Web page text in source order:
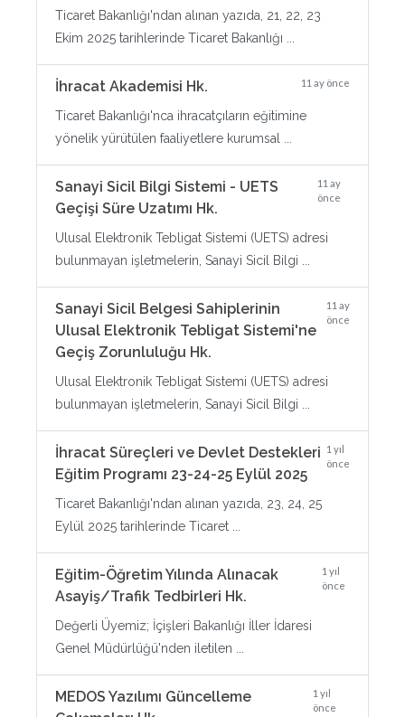
Ticaret Bakanlığı'ndan alınan yazıda, 21, 22, 23
Ekim 2025 tarihlerinde Ticaret Bakanlığı ...
İhracat Akademisi Hk. 11 ay önce
Ticaret Bakanlığı'nca ihracatçıların eğitimine
yönelik yürütülen faaliyetlere kurumsal ...
Sanayi Sicil Bilgi Sistemi - UETS
Geçişi Süre Uzatımı Hk.
11 ay
önce
Ulusal Elektronik Tebligat Sistemi (UETS) adresi
bulunmayan işletmelerin, Sanayi Sicil Bilgi ...
Sanayi Sicil Belgesi Sahiplerinin
Ulusal Elektronik Tebligat Sistemi'ne
Geçiş Zorunluluğu Hk.
11 ay
önce
Ulusal Elektronik Tebligat Sistemi (UETS) adresi
bulunmayan işletmelerin, Sanayi Sicil Bilgi ...
İhracat Süreçleri ve Devlet Destekleri
Eğitim Programı 23-24-25 Eylül 2025
1 yıl
önce
Ticaret Bakanlığı'ndan alınan yazıda, 23, 24, 25
Eylül 2025 tarihlerinde Ticaret ...
Eğitim-Öğretim Yılında Alınacak
Asayiş/Trafik Tedbirleri Hk.
1 yıl
önce
Değerli Üyemiz; İçişleri Bakanlığı İller İdaresi
Genel Müdürlüğü'nden iletilen ...
MEDOS Yazılımı Güncelleme
1 yıl
önce